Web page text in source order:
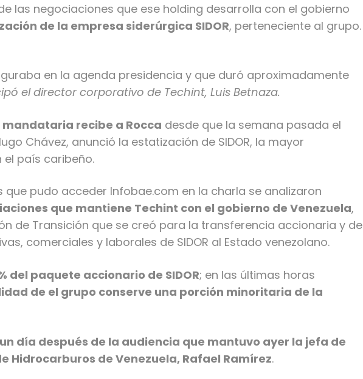
las negociaciones que ese holding desarrolla con el gobierno
de la empresa siderúrgica SIDOR, perteneciente al grupo.
en la agenda presidencia y que duró aproximadamente
el director corporativo de Techint, Luis Betnaza.
recibe a Rocca desde que la semana pasada el
Chávez, anunció la estatización de SIDOR, la mayor
país caribeño.
que pudo acceder Infobae.com en la charla se analizaron
que mantiene Techint con el gobierno de Venezuela,
de Transición que se creó para la transferencia accionaria y de
comerciales y laborales de SIDOR al Estado venezolano.
del paquete accionario de SIDOR; en las últimas horas
de el grupo conserve una porción minoritaria de la
un día después de la audiencia que mantuvo ayer la jefa de
Hidrocarburos de Venezuela, Rafael Ramírez.